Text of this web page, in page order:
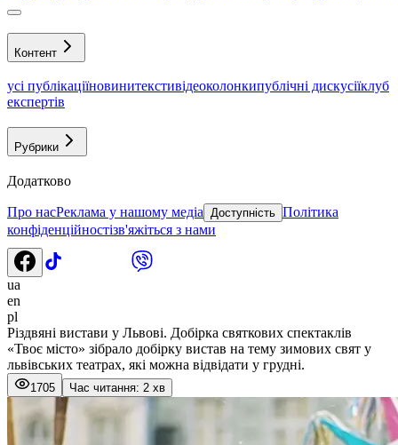
Контент
усі публікаціїновинитекстивідеоколонкипублічні дискусіїклуб
експертів
Рубрики
Додатково
Про насРеклама у нашому медіа Доступність Політика
конфіденційностізв'яжіться з нами
ua
en
pl
Різдвяні вистави у Львові. Добірка святкових спектаклів
«Твоє місто» зібрало добірку вистав на тему зимових свят у
львівських театрах, які можна відвідати у грудні.
1705 Час читання: 2 хв